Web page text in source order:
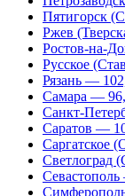
Пятигорск
Ржев
Ростов-на-
Русское
Рязань —
Самара —
Санкт-
Саратов —
Саргатское
Светлоград